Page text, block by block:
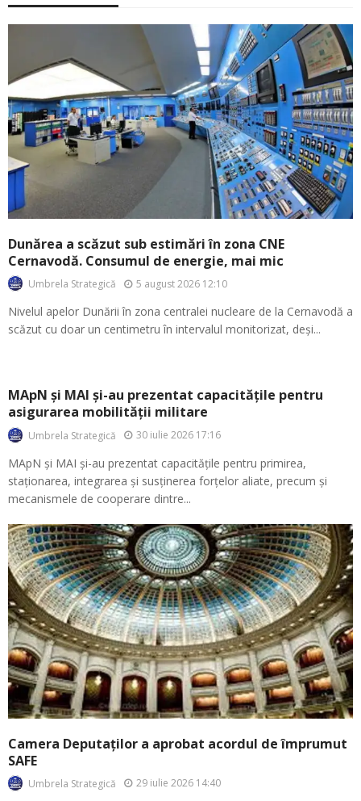
Dunărea a scăzut sub estimări în zona CNE
Cernavodă. Consumul de energie, mai mic
Umbrela Strategică 5 august 2026 12:10
Nivelul apelor Dunării în zona centralei nucleare de la Cernavodă a
scăzut cu doar un centimetru în intervalul monitorizat, deși...
MApN și MAI și-au prezentat capacitățile pentru
asigurarea mobilității militare
Umbrela Strategică 30 iulie 2026 17:16
MApN și MAI și-au prezentat capacitățile pentru primirea,
staționarea, integrarea și susținerea forțelor aliate, precum și
mecanismele de cooperare dintre...
Camera Deputaților a aprobat acordul de împrumut
SAFE
Umbrela Strategică 29 iulie 2026 14:40